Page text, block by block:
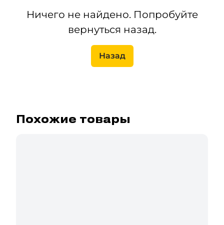
Ничего не найдено. Попробуйте
вернуться назад.
Назад
Похожие товары